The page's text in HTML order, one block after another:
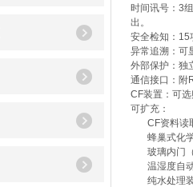
时间讯号：3
出。
安全检知：15
异常追溯：可
外部保护：独
通信接口：附
CF装置：可
可扩充：
CF资料读
蜂巢式化学
玻璃内门（
温湿度自
纯水处理